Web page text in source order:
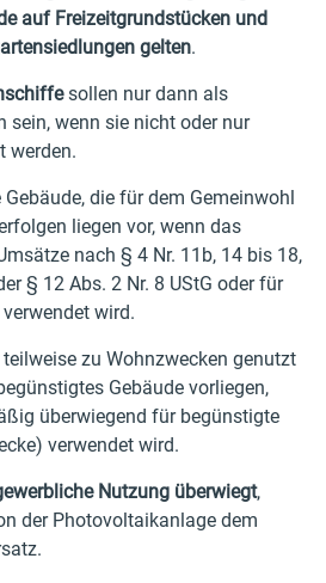
auf Freizeitgrundstücken und
gelten.
sollen nur dann als
sein, wenn sie nicht oder nur
werden.
die für dem Gemeinwohl
liegen vor, wenn das
nach § 4 Nr. 11b, 14 bis 18,
§ 12 Abs. 2 Nr. 8 UStG oder für
wird.
zu Wohnzwecken genutzt
Gebäude vorliegen,
überwiegend für begünstigte
verwendet wird.
Nutzung überwiegt,
der Photovoltaikanlage dem